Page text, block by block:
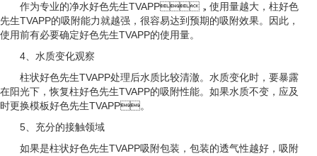
作为专业的净水好色先生TVAPP，使用量越大，柱好色
先生TVAPP的吸附能力就越强，很容易达到预期的吸附效果。因此，
使用前有必要确定好色先生TVAPP的使用量。
4、水质变化观察
柱状好色先生TVAPP处理后水质比较清澈。水质变化时，要暴露
在阳光下，恢复柱好色先生TVAPP的吸附性能。如果水质不变，应及
时更换模板好色先生TVAPP。
5、充分的接触领域
如果是柱状好色先生TVAPP吸附包装，包装的透气性越好，吸附